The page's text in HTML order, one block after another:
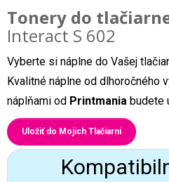
Tonery do
Interact S 602
Vyberte si náplne do Vašej
Kvalitné náplne od dlhoročného
náplňami od Printmania budete
Uložiť do Mojich Tlačiarní